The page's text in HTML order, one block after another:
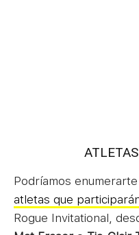
Podríamos
atletas que
Rogue Invitational,